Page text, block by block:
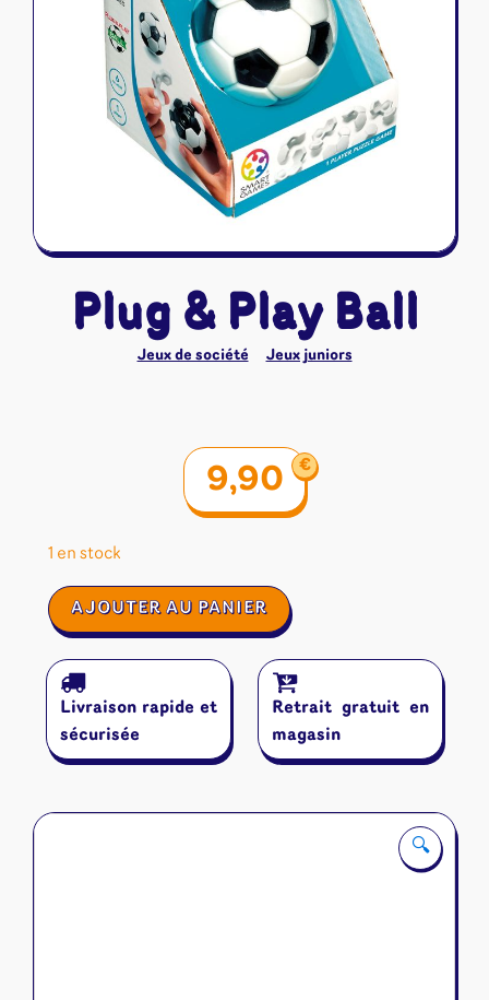
Naruto Mythos
Autres
Tapis de jeu
🔍
Plug & Play Ball
Jeux de société Jeux juniors
9,90 €
1 en stock
quantité
de
&
Play
Ball
AJOUTER AU PANIER
Livraison rapide et
sécurisée
Retrait gratuit en
magasin